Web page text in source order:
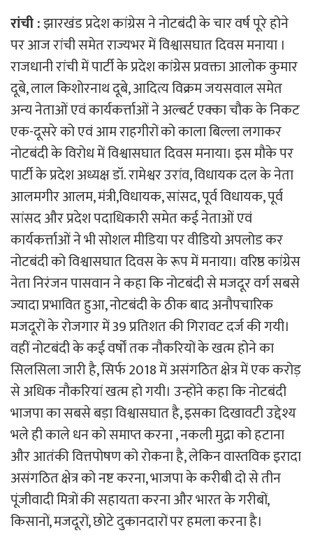
रांची :झारखंड प्रदेश कांग्रेस ने नोटबंदी के चार वर्ष पूरे होने
पर आज रांची समेत राज्यभर में विश्वासघात दिवस मनाया ।
राजधानी रांची में पार्टी के प्रदेश कांग्रेस प्रवक्ता आलोक कुमार
दूबे, लाल किशोरनाथ दूबे, आदित्य विक्रम जयसवाल समेत
अन्य नेताओं एवं कार्यकर्त्ताओं ने अल्बर्ट एक्का चौक के निकट
एक-दूसरे को एवं आम राहगीरों को काला बिल्ला लगाकर
नोटबंदी के विरोध में विश्वासघात दिवस मनाया। इस मौके पर
पार्टी के प्रदेश अध्यक्ष डॉ. रामेश्वर उरांव, विधायक दल के नेता
आलमगीर आलम, मंत्री,विधायक, सांसद, पूर्व विधायक, पूर्व
सांसद और प्रदेश पदाधिकारी समेत कई नेताओं एवं
कार्यकर्त्ताओं ने भी सोशल मीडिया पर वीडियो अपलोड कर
नोटबंदी को विश्वासघात दिवस के रूप में मनाया। वरिष्ठ कांग्रेस
नेता निरंजन पासवान ने कहा कि नोटबंदी से मजदूर वर्ग सबसे
ज्यादा प्रभावित हुआ, नोटबंदी के ठीक बाद अनौपचारिक
मजदूरों के रोजगार में 39 प्रतिशत की गिरावट दर्ज की गयी।
वहीं नोटबंदी के कई वर्षों तक नौकरियों के खत्म होने का
सिलसिला जारी है, सिर्फ 2018 में असंगठित क्षेत्र में एक करोड़
से अधिक नौकरियां खत्म हो गयी। उन्होंने कहा कि नोटबंदी
भाजपा का सबसे बड़ा विश्वासघात है, इसका दिखावटी उद्देश्य
भले ही काले धन को समाप्त करना , नकली मुद्रा को हटाना
और आतंकी वित्तपोषण को रोकना है, लेकिन वास्तविक इरादा
असंगठित क्षेत्र को नष्ट करना, भाजपा के करीबी दो से तीन
पूंजीवादी मित्रों की सहायता करना और भारत के गरीबों,
किसानों, मजदूरों, छोटे दुकानदारों पर हमला करना है।